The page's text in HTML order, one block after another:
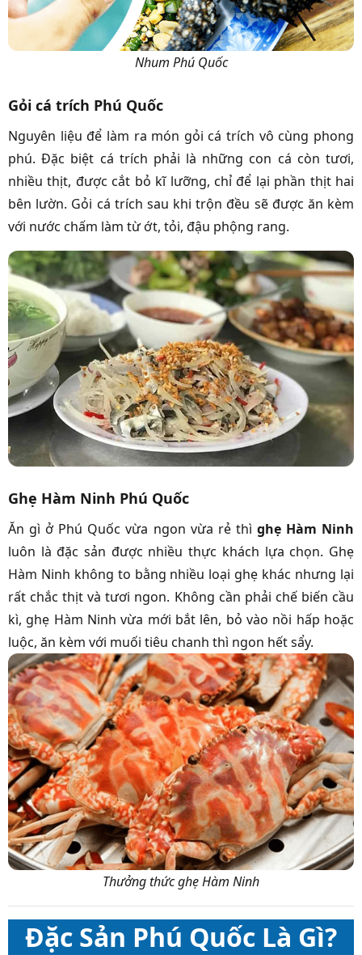
Nhum Phú Quốc
Gỏi cá trích Phú Quốc
Nguyên liệu để làm ra món gỏi cá trích vô cùng phong
phú. Đặc biệt cá trích phải là những con cá còn tươi,
nhiều thịt, được cắt bỏ kĩ lưỡng, chỉ để lại phần thịt hai
bên lườn. Gỏi cá trích sau khi trộn đều sẽ được ăn kèm
với nước chấm làm từ ớt, tỏi, đậu phộng rang.
Ghẹ Hàm Ninh Phú Quốc
Ăn gì ở Phú Quốc vừa ngon vừa rẻ thì ghẹ Hàm Ninh
luôn là đặc sản được nhiều thực khách lựa chọn. Ghẹ
Hàm Ninh không to bằng nhiều loại ghẹ khác nhưng lại
rất chắc thịt và tươi ngon. Không cần phải chế biến cầu
kì, ghẹ Hàm Ninh vừa mới bắt lên, bỏ vào nồi hấp hoặc
luộc, ăn kèm với muối tiêu chanh thì ngon hết sẩy.
Thưởng thức ghẹ Hàm Ninh
Đặc Sản Phú Quốc Là Gì?